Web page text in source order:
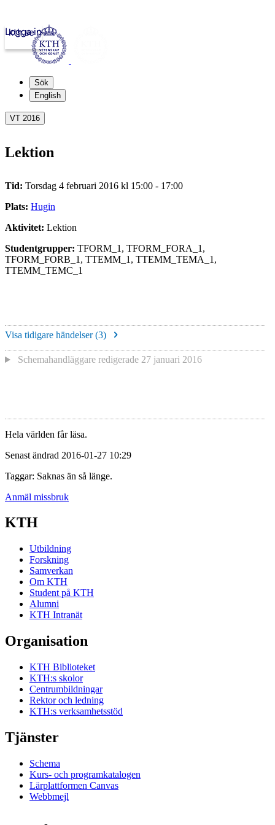
kth.se
Logga in
Sök
English
VT 2016
Lektion
Tid: Torsdag 4 februari 2016 kl 15:00 - 17:00
Plats: Hugin
Aktivitet: Lektion
Studentgrupper: TFORM_1, TFORM_FORA_1,
TFORM_FORB_1, TTEMM_1, TTEMM_TEMA_1,
TTEMM_TEMC_1
Visa tidigare händelser (3)
Schemahandläggare redigerade 27 januari 2016
Hela världen får läsa.
Senast ändrad 2016-01-27 10:29
Taggar: Saknas än så länge.
Anmäl missbruk
KTH
Utbildning
Forskning
Samverkan
Om KTH
Student på KTH
Alumni
KTH Intranät
Organisation
KTH Biblioteket
KTH:s skolor
Centrumbildningar
Rektor och ledning
KTH:s verksamhetsstöd
Tjänster
Schema
Kurs- och programkatalogen
Lärplattformen Canvas
Webbmejl